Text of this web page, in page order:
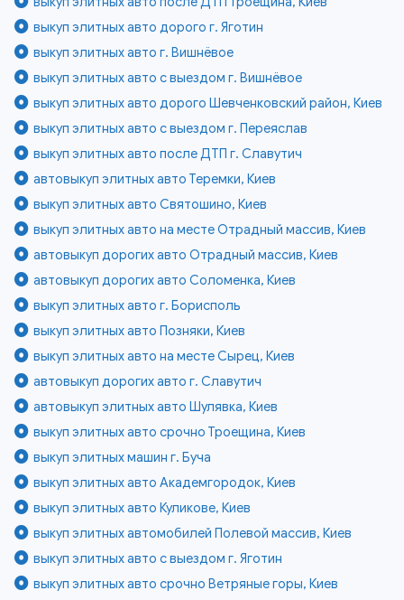
выкуп элитных авто дорого г. Яготин
выкуп элитных авто г. Вишнёвое
выкуп элитных авто с выездом г. Вишнёвое
выкуп элитных авто дорого Шевченковский район, Киев
выкуп элитных авто с выездом г. Переяслав
выкуп элитных авто после ДТП г. Славутич
автовыкуп элитных авто Теремки, Киев
выкуп элитных авто Святошино, Киев
выкуп элитных авто на месте Отрадный массив, Киев
автовыкуп дорогих авто Отрадный массив, Киев
автовыкуп дорогих авто Соломенка, Киев
выкуп элитных авто г. Борисполь
выкуп элитных авто Позняки, Киев
выкуп элитных авто на месте Сырец, Киев
автовыкуп дорогих авто г. Славутич
автовыкуп элитных авто Шулявка, Киев
выкуп элитных авто срочно Троещина, Киев
выкуп элитных машин г. Буча
выкуп элитных авто Академгородок, Киев
выкуп элитных авто Куликове, Киев
выкуп элитных автомобилей Полевой массив, Киев
выкуп элитных авто с выездом г. Яготин
выкуп элитных авто срочно Ветряные горы, Киев